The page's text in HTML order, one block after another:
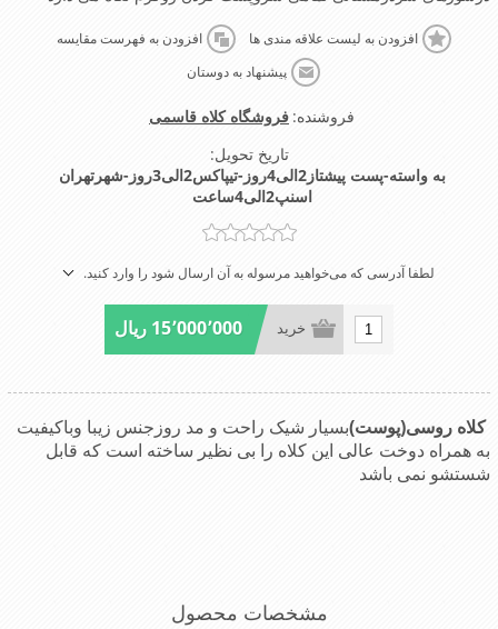
افزودن به لیست علاقه مندی ها افزودن به فهرست مقایسه
پیشنهاد به دوستان
فروشنده: فروشگاه کلاه قاسمی
تاریخ تحویل:
به واسته-پست پیشتاز2الی4روز-تیپاکس2الی3روز-شهرتهران
اسنپ2الی4ساعت
لطفا آدرسی که می‌خواهید مرسوله به آن ارسال شود را وارد کنید.
خرید 15٬000٬000 ریال
کلاه روسی(پوست)بسیار شیک راحت و مد روزجنس زیبا وباکیفیت
به همراه دوخت عالی این کلاه را بی نظیر ساخته است که قابل
شستشو نمی باشد
مشخصات محصول